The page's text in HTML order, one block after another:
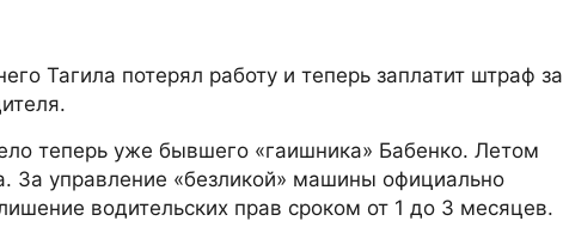
Тагила потерял работу и теперь заплатит штраф за
теперь уже бывшего «гаишника» Бабенко. Летом
За управление «безликой» машины официально
водительских прав сроком от 1 до 3 месяцев.